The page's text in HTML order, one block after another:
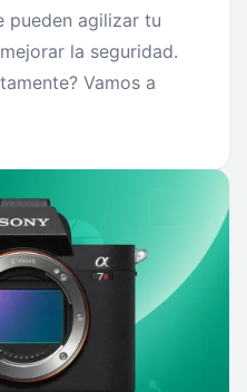
pueden agilizar tu
la seguridad.
Vamos a